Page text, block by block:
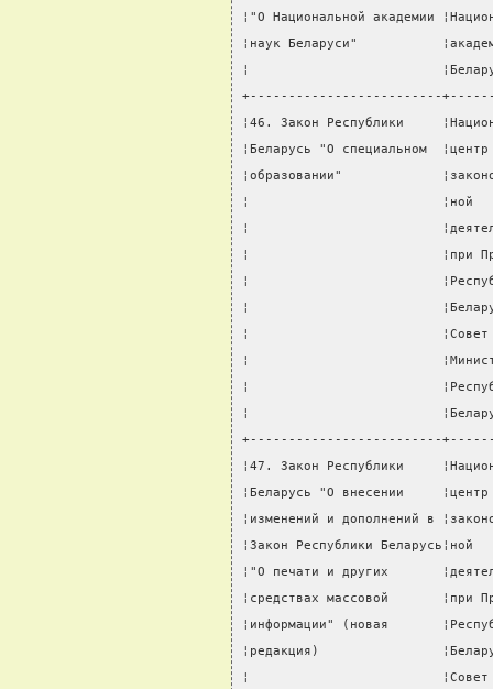
¦"О Национальной
¦наук Беларуси"
¦
+-------------------------
¦46. Закон Республики
¦Беларусь "О специальном
¦образовании"
¦                         ¦ной
¦
¦                         ¦при
¦
¦
¦
¦
¦
¦
+-------------------------
¦47. Закон Республики
¦Беларусь "О внесении
¦изменений и дополнений в
¦Закон Республики
¦"О печати и других
¦средствах массовой
¦информации" (новая
¦редакция)
¦